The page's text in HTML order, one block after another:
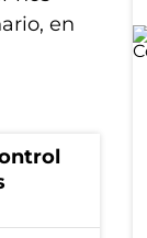
en